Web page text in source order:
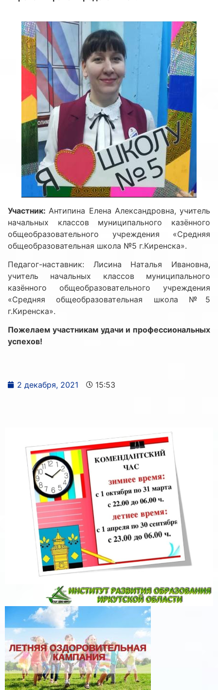
Участник: Антипина Елена Александровна, учитель
начальных классов муниципального казённого
общеобразовательного учреждения «Средняя
общеобразовательная школа №5 г.Киренска».
Педагог-наставник: Лисина Наталья Ивановна,
учитель начальных классов муниципального
казённого общеобразовательного учреждения
«Средняя общеобразовательная школа №5
г.Киренска».
Пожелаем участникам удачи и профессиональных
успехов!
2 декабря, 2021 15:53